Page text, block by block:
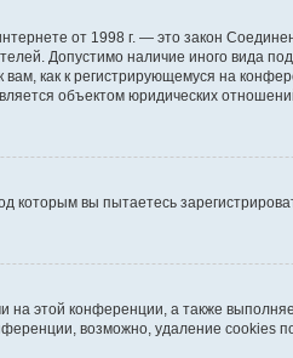
от 1998 г. — это закон
Допустимо наличие иного вида
как к регистрирующемуся на
объектом юридических
вы пытаетесь
этой конференции, а также
возможно, удаление cookies